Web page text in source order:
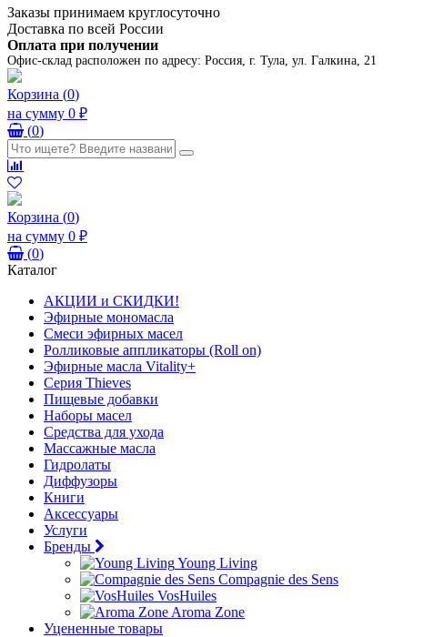
Заказы принимаем круглосуточно
Доставка по всей России
Оплата при получении
Офис-склад расположен по адресу: Россия, г. Тула, ул. Галкина, 21
Корзина (0)
на сумму 0 ₽
(0)
Корзина (0)
на сумму 0 ₽
(0)
Каталог
АКЦИИ и СКИДКИ!
Эфирные мономасла
Смеси эфирных масел
Ролликовые аппликаторы (Roll on)
Эфирные масла Vitality+
Серия Thieves
Пищевые добавки
Наборы масел
Средства для ухода
Массажные масла
Гидролаты
Диффузоры
Книги
Аксессуары
Услуги
Бренды
Young Living
Compagnie des Sens
VosHuiles
Aroma Zone
Уцененные товары